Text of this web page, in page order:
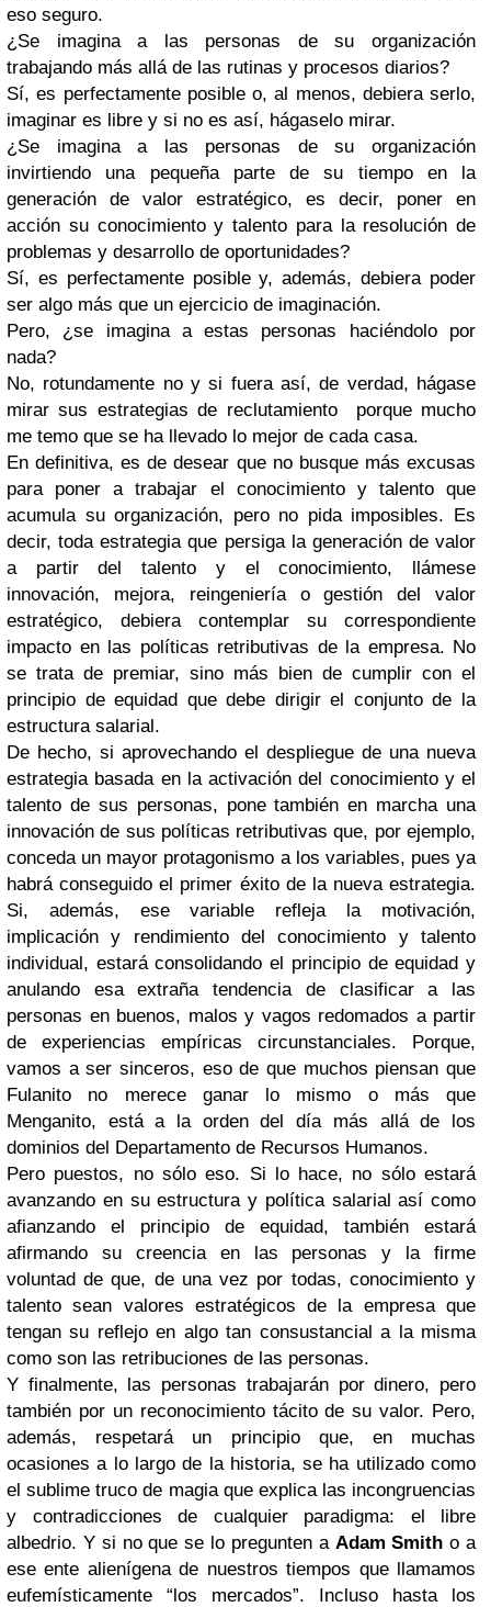
eso seguro.
¿Se imagina a las personas de su organización
trabajando más allá de las rutinas y procesos diarios?
Sí, es perfectamente posible o, al menos, debiera serlo,
imaginar es libre y si no es así, hágaselo mirar.
¿Se imagina a las personas de su organización
invirtiendo una pequeña parte de su tiempo en la
generación de valor estratégico, es decir, poner en
acción su conocimiento y talento para la resolución de
problemas y desarrollo de oportunidades?
Sí, es perfectamente posible y, además, debiera poder
ser algo más que un ejercicio de imaginación.
Pero, ¿se imagina a estas personas haciéndolo por
nada?
No, rotundamente no y si fuera así, de verdad, hágase
mirar sus estrategias de reclutamiento
porque mucho
me temo que se ha llevado lo mejor de cada casa.
En definitiva, es de desear que no busque más excusas
para poner a trabajar el conocimiento y talento que
acumula su organización, pero no pida imposibles. Es
decir, toda estrategia que persiga la generación de valor
a partir del talento y el conocimiento, llámese
innovación, mejora, reingeniería o gestión del valor
estratégico, debiera contemplar su correspondiente
impacto en las políticas retributivas de la empresa. No
se trata de premiar, sino más bien de cumplir con el
principio de equidad que debe dirigir el conjunto de la
estructura salarial.
De hecho, si aprovechando el despliegue de una nueva
estrategia basada en la activación del conocimiento y el
talento de sus personas, pone también en marcha una
innovación de sus políticas retributivas que, por ejemplo,
conceda un mayor protagonismo a los variables, pues ya
habrá conseguido el primer éxito de la nueva estrategia.
Si, además, ese variable refleja la motivación,
implicación y rendimiento del conocimiento y talento
individual, estará consolidando el principio de equidad y
anulando esa extraña tendencia de clasificar a las
personas en buenos, malos y vagos redomados a partir
de experiencias empíricas circunstanciales. Porque,
vamos a ser sinceros, eso de que muchos piensan que
Fulanito no merece ganar lo mismo o más que
Menganito, está a la orden del día más allá de los
dominios del Departamento de Recursos Humanos.
Pero puestos, no sólo eso. Si lo hace, no sólo estará
avanzando en su estructura y política salarial así como
afianzando el principio de equidad, también estará
afirmando su creencia en las personas y la firme
voluntad de que, de una vez por todas, conocimiento y
talento sean valores estratégicos de la empresa que
tengan su reflejo en algo tan consustancial a la misma
como son las retribuciones de las personas.
Y finalmente, las personas trabajarán por dinero, pero
también por un reconocimiento tácito de su valor. Pero,
además, respetará un principio que, en muchas
ocasiones a lo largo de la historia, se ha utilizado como
el sublime truco de magia que explica las incongruencias
y contradicciones de cualquier paradigma: el libre
albedrio. Y si no que se lo pregunten a Adam Smith o a
ese ente alienígena de nuestros tiempos que llamamos
eufemísticamente “los mercados”. Incluso hasta los